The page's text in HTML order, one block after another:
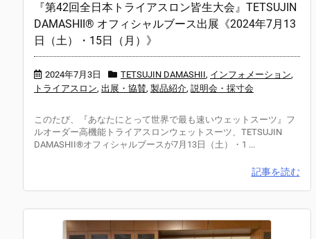
『第42回全日本トライアスロン皆生大会』TETSUJIN
DAMASHII® オフィシャルブース出展《2024年7月13
日（土）・15日（月）》
2024年7月3日 TETSUJIN DAMASHII, インフォメーション,
トライアスロン, 出展・協賛, 製品紹介, 説明会・採寸会
このたび、『あなたにとって世界で最も速いウェットスーツ』フ
ルオーダー高機能トライアスロンウェットスーツ、TETSUJIN
DAMASHII®オフィシャルブースが7月13日（土）・1 ...
記事を読む